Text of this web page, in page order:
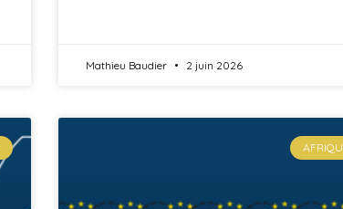
Mathieu Baudier 2 juin 2026